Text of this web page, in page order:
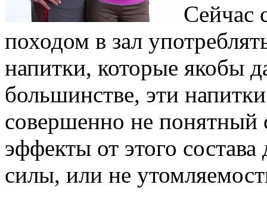
Сейчас
походом в зал
напитки, которые якобы
большинстве, эти
совершенно не
эффекты от этого
силы, или не